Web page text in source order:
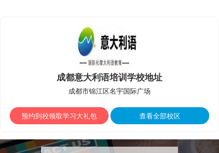
成都意大利语培训学校地址
成都市锦江区名宇国际广场
预约到校领取学习大礼包 查看全部校区